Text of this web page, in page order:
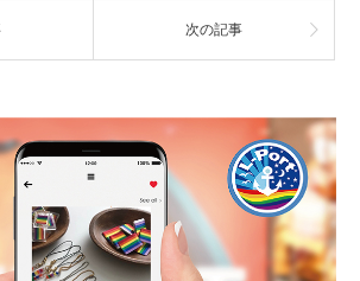
次の記事